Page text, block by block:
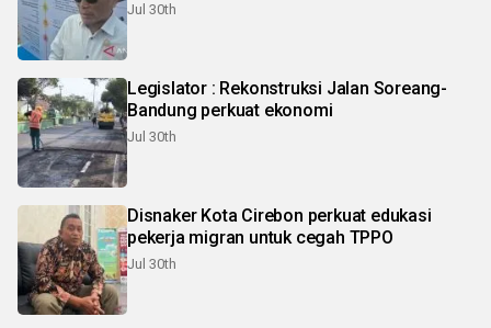
Jul 30th
Legislator : Rekonstruksi Jalan Soreang-
Bandung perkuat ekonomi
Jul 30th
Disnaker Kota Cirebon perkuat edukasi
pekerja migran untuk cegah TPPO
Jul 30th